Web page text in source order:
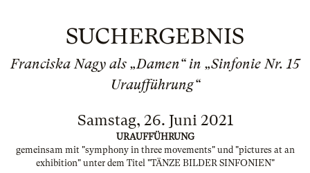
SUCHERGEBNIS
Franciska Nagy als „Damen“ in „Sinfonie Nr. 15
Uraufführung“
Samstag, 26. Juni 2021
URAUFFÜHRUNG
gemeinsam mit "symphony in three movements" und "pictures at an
exhibition" unter dem Titel "TÄNZE BILDER SINFONIEN"